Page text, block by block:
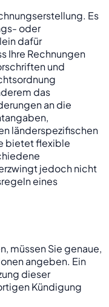
Es
oder
dafür
Ihre Rechnungen
und
das
an die
länderspezifischen
bietet flexible
jedoch nicht
eines
müssen Sie genaue,
angeben. Ein
dieser
Kündigung